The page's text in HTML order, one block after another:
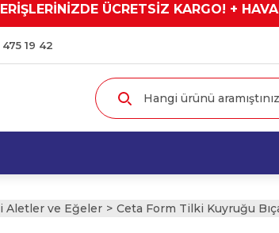
ÜCRETSİZ KARGO! +
19 42
Aletler ve Eğeler Ceta Form Tilki Kuyruğu